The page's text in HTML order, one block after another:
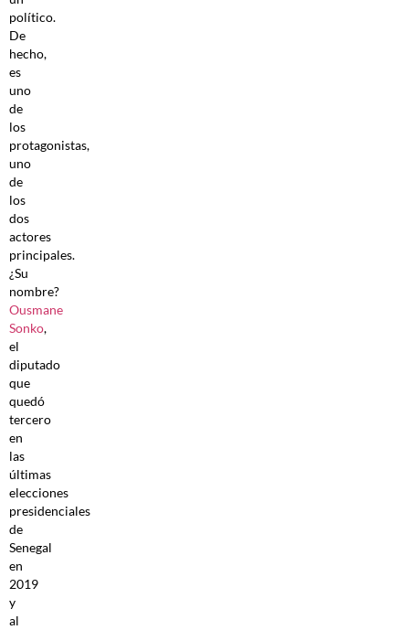
político.
De
hecho,
es
uno
de
los
protagonistas,
uno
de
los
dos
actores
principales.
¿Su
nombre?
Ousmane
Sonko,
el
diputado
que
quedó
tercero
en
las
últimas
elecciones
presidenciales
de
Senegal
en
2019
y
al